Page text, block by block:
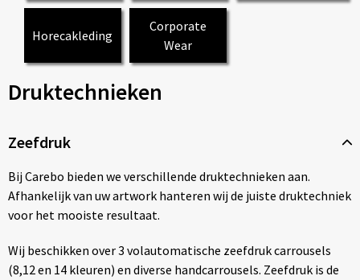
Horecakleding
Corporate
Wear
Druktechnieken
Zeefdruk
Bij Carebo bieden we verschillende druktechnieken aan.
Afhankelijk van uw artwork hanteren wij de juiste druktechniek
voor het mooiste resultaat.
Wij beschikken over 3 volautomatische zeefdruk carrousels
(8,12 en 14 kleuren) en diverse handcarrousels. Zeefdruk is de